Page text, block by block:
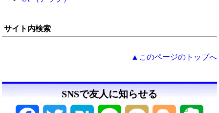
サイト内検索
▲このページのトップへ
SNSで友人に知らせる